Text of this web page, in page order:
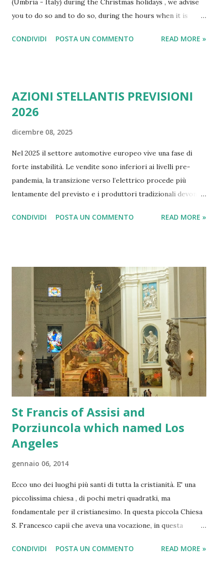
(Umbria - Italy) during the Christmas holidays , we advise
you to do so and to do so, during the hours when it is
from Italy You can admire one of the most famous shows of
recent record , established in the early 80s by a group of
visionary citizens who wanted to build the largest
has become a tourist attraction. Gubbio is built on the
slopes of Mount Ingino , and it is in the entire length of
the mountain just before Christmas, the lights are placed
forming a huge Christmas tree , but look at the numbers,
and some photos:
CONDIVIDI POSTA UN COMMENTO READ MORE »
AZIONI STELLANTIS PREVISIONI
2026
dicembre 08, 2025
Nel 2025 il settore automotive europeo vive una fase di
forte instabilità. Le vendite sono inferiori ai livelli pre-
pandemia, la transizione verso l’elettrico procede più
lentamente del previsto e i produttori tradizionali devono
internazionale sempre più aggressiva. In questo scenario,
richieste crescenti di flessibilità regolatoria. Chi possiede
un pacchetto azionario importante desidera capire quali
possano essere le prospettive sui prezzi per il 2026 e se il
dividendo possa tornare a livelli interessanti. Questo
articolo analizza mercato, normativa, situazione industriale,
dinamiche societarie e potenziali scenari futuri del titolo.
Sommario Situazione automotive in Europa La lettera di
Germania e Italia alla Commissione Europea Analisi
tecnica...
CONDIVIDI POSTA UN COMMENTO READ MORE »
St Francis of Assisi and
Porziuncola which named Los
Angeles
gennaio 06, 2014
Ecco uno dei luoghi più santi di tutta la cristianità. E' una
piccolissima chiesa , di pochi metri quadratki, ma
fondamentale per il cristianesimo. In questa piccola Chiesa
S. Francesco capiì che aveva una vocazione, in questa
piccola Chiesa, S. Francesco morì. Molti non lo sanno ma la
CONDIVIDI POSTA UN COMMENTO READ MORE »